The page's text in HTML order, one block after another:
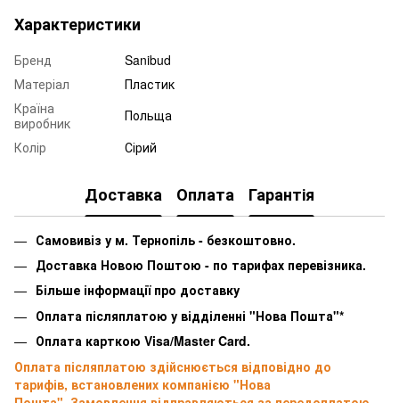
Характеристики
Бренд
Sanibud
Матеріал
Пластик
Країна
виробник
Польща
Колір
Сірий
Доставка Оплата Гарантія
Самовивіз у м. Тернопіль - безкоштовно.
Доставка Новою Поштою - по тарифах перевізника.
Більше інформації про доставку
Оплата післяплатою у відділенні "Нова Пошта"*
Оплата карткою Visa/Master Card.
Оплата післяплатою здійснюється відповідно до
тарифів, встановлених компанією "Нова